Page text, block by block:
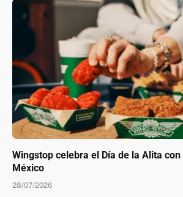
Wingstop celebra el Día de la Alita
México
28/07/2026